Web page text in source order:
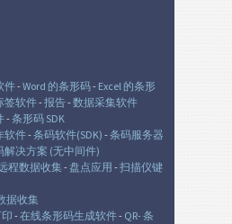
件-Word 的条形码- Excel 的条形
签软件-报告-数据采集软件
-条形码 SDK
软件-条码软件(SDK) -条码服务器
解决方案 (无中间件)
程数据收集- 盘点应用 -扫描仪键
据收集
-在线条形码生成软件- QR- 条